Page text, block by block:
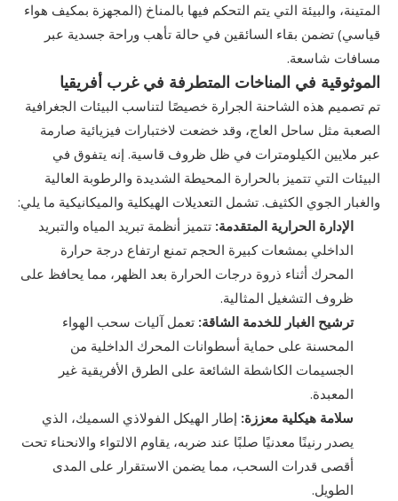
المتينة، والبيئة التي يتم التحكم فيها بالمناخ (المجهزة بمكيف هواء
قياسي) تضمن بقاء السائقين في حالة تأهب وراحة جسدية عبر
مسافات شاسعة.
الموثوقية في المناخات المتطرفة في غرب أفريقيا
تم تصميم هذه الشاحنة الجرارة خصيصًا لتناسب البيئات الجغرافية
الصعبة مثل ساحل العاج، وقد خضعت لاختبارات فيزيائية صارمة
عبر ملايين الكيلومترات في ظل ظروف قاسية. إنه يتفوق في
البيئات التي تتميز بالحرارة المحيطة الشديدة والرطوبة العالية
والغبار الجوي الكثيف. تشمل التعديلات الهيكلية والميكانيكية ما يلي:
الإدارة الحرارية المتقدمة: تتميز أنظمة تبريد المياه والتبريد
الداخلي بمشعات كبيرة الحجم تمنع ارتفاع درجة حرارة
المحرك أثناء ذروة درجات الحرارة بعد الظهر، مما يحافظ على
ظروف التشغيل المثالية.
ترشيح الغبار للخدمة الشاقة: تعمل آليات سحب الهواء
المحسنة على حماية أسطوانات المحرك الداخلية من
الجسيمات الكاشطة الشائعة على الطرق الأفريقية غير
المعبدة.
سلامة هيكلية معززة: إطار الهيكل الفولاذي السميك، الذي
يصدر رنينًا معدنيًا صلبًا عند ضربه، يقاوم الالتواء والانحناء تحت
أقصى قدرات السحب، مما يضمن الاستقرار على المدى
الطويل.